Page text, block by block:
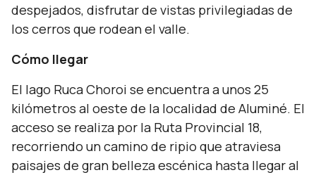
despejados, disfrutar de vistas privilegiadas de
los cerros que rodean el valle.
Cómo llegar
El lago Ruca Choroi se encuentra a unos 25
kilómetros al oeste de la localidad de Aluminé. El
acceso se realiza por la Ruta Provincial 18,
recorriendo un camino de ripio que atraviesa
paisajes de gran belleza escénica hasta llegar al